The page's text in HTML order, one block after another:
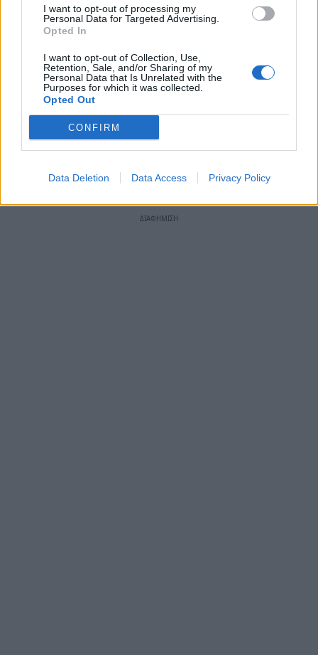
I want to opt-out of processing my
Personal Data for Targeted Advertising.
Opted In
I want to opt-out of Collection, Use,
Retention, Sale, and/or Sharing of my
Personal Data that Is Unrelated with the
Purposes for which it was collected.
Opted Out
CONFIRM
Data Deletion Data Access Privacy Policy
video.
πρόγραμμα σχολικών δραστηριοτήτων με τίτλο:
«Το Νησί Των Συναισθημάτων» που εντάσσεται
στη θεματολογία ‘’Μαθαίνω για τη ζωή-
Κοινωνική Συναισθηματική Ανάπτυξη’’
ΕΚΠΑΙΔΕΥΣΗ